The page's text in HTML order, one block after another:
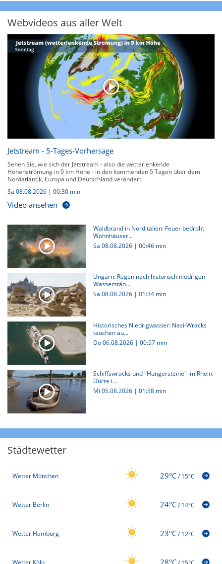
Webvideos aus aller Welt
Jetstream - 5-Tages-Vorhersage
Sehen Sie, wie sich der Jetstream - also die wetterlenkende
Höhenströmung in 9 km Höhe - in den kommenden 5 Tagen über dem
Nordatlantik, Europa und Deutschland verändert.
Sa 08.08.2026 | 00:30 min
Video ansehen
Waldbrand in Norditalien: Feuer bedroht
Wohnhäuser...
Sa 08.08.2026 |00:46 min
Ungarn: Regen nach historisch niedrigen
Wasserstän...
Sa 08.08.2026 |01:34 min
Historisches Niedrigwasser: Nazi-Wracks
tauchen au...
Do 06.08.2026 |00:57 min
Schiffswracks und "Hungersteine" im Rhein:
Dürre i...
Mi 05.08.2026 |01:38 min
Städtewetter
Wetter München 29°C/15°C
Wetter Berlin 24°C/14°C
Wetter Hamburg 23°C/12°C
Wetter Köln